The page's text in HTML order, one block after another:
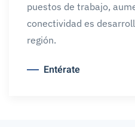
puestos de trabajo,
conectividad es
región.
Entérate